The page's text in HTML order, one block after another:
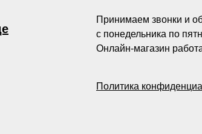
Политика
Принимаем звонки и
с понедельника по
Онлайн-магазин